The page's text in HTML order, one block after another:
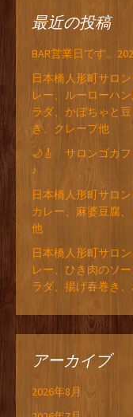
最近の投稿
BAR営業日です。
日本橋人形町サロ
レー、ルーローハ
ラダ、かぼちゃと
き、クレープ他
🌙🎸 サロンゴカ
♪
日本橋人形町サロ
カレー、麻婆豆腐
他
日本橋人形町サロ
レー、ひき肉のソ
ラダ、揚げ春巻き
アーカイブ
2026年8月